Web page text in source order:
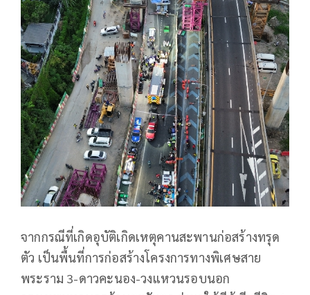
จากกรณีที่เกิดอุบัติเกิดเหตุคานสะพานก่อสร้างทรุด
ตัว เป็นพื้นที่การก่อสร้างโครงการทางพิเศษสาย
พระราม 3-ดาวคะนอง-วงแหวนรอบนอก